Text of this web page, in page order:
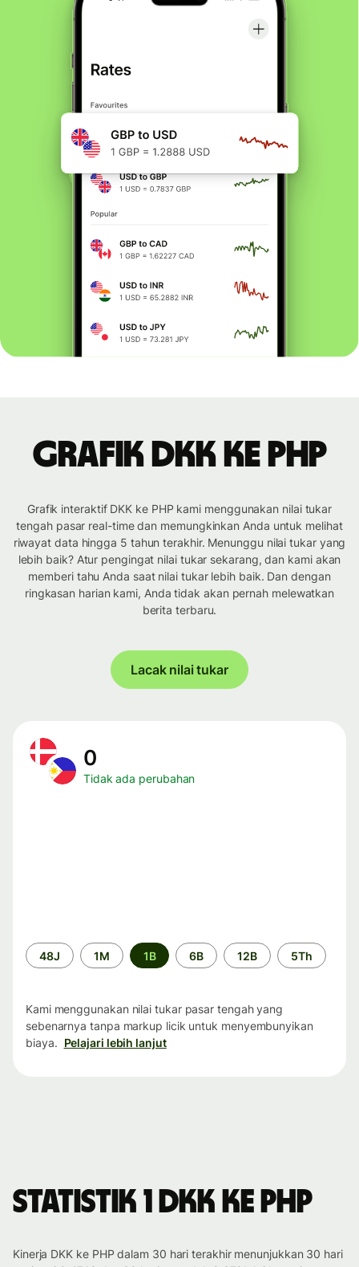
Grafik DKK ke PHP
Grafik interaktif DKK ke PHP kami menggunakan nilai tukar
tengah pasar real-time dan memungkinkan Anda untuk melihat
riwayat data hingga 5 tahun terakhir. Menunggu nilai tukar yang
lebih baik? Atur pengingat nilai tukar sekarang, dan kami akan
memberi tahu Anda saat nilai tukar lebih baik. Dan dengan
ringkasan harian kami, Anda tidak akan pernah melewatkan
berita terbaru.
Lacak nilai tukar
0
Tidak ada perubahan
Periode
waktu
48J 1M 1B 6B 12B 5Th
Kami menggunakan nilai tukar pasar tengah yang
sebenarnya tanpa markup licik untuk menyembunyikan
biaya. Pelajari lebih lanjut
Statistik 1 DKK ke PHP
Kinerja DKK ke PHP dalam 30 hari terakhir menunjukkan 30 hari